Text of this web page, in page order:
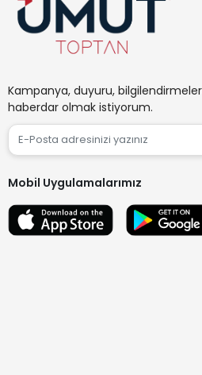
Kampanya, duyuru,
haberdar olmak istiyorum.
Mobil Uygulamalarımız